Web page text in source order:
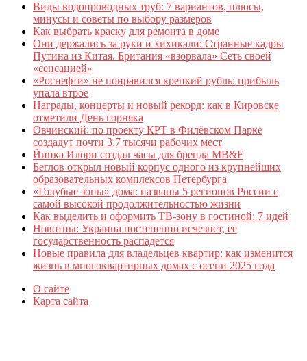
Виды водопроводных труб: 7 вариантов, плюсы,
минусы и советы по выбору размеров
Как выбрать краску для ремонта в доме
Они держались за руки и хихикали: Странные кадры
Путина из Китая. Британия «взорвала» Сеть своей
«сенсацией»
«Роснефти» не понравился крепкий рубль: прибыль
упала втрое
Награды, концерты и новый рекорд: как в Кировске
отметили День горняка
Овчинский: по проекту КРТ в Филёвском Парке
создадут почти 3,7 тысячи рабочих мест
Йинка Илори создал часы для бренда MB&F
Беглов открыл новый корпус одного из крупнейших
образовательных комплексов Петербурга
«Голубые зоны» дома: названы 5 регионов России с
самой высокой продолжительностью жизни
Как выделить и оформить ТВ-зону в гостиной: 7 идей
Новотны: Украина постепенно исчезнет, ее
государственность распадется
Новые правила для владельцев квартир: как изменится
жизнь в многоквартирных домах с осени 2025 года
О сайте
Карта сайта